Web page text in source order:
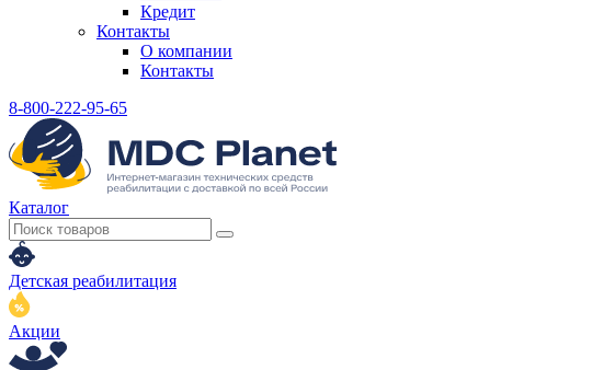
Кредит
Контакты
О компании
Контакты
8-800-222-95-65
Каталог
Детская реабилитация
Акции